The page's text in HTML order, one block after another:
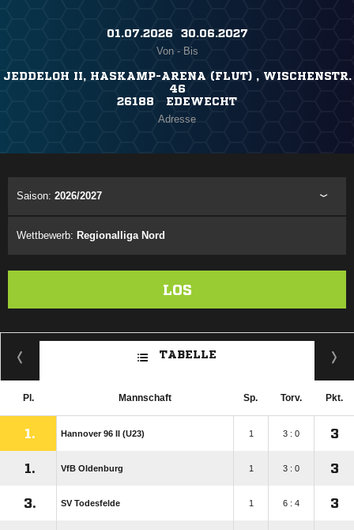
01.07.2026 ​ 30.06.2027
Von - Bis
JEDDELOH II, HASKAMP-ARENA (FLUT) , WISCHENSTR.
46
26188 EDEWECHT
Adresse
Saison: 2026/2027
Wettbewerb: Regionalliga Nord
LOS
TABELLE
Pl. Mannschaft Sp. Torv. Pkt.
1. Hannover 96 II (U23) 1 3 : 0 3
1. VfB Oldenburg 1 3 : 0 3
3. SV Todesfelde 1 6 : 4 3